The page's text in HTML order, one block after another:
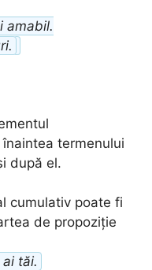
amabil.
termenului
după el.
cumulativ poate fi
de propoziție
ai tăi.